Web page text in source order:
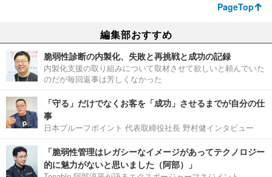
PageTop
編集部おすすめ
脆弱性診断の内製化、失敗と再挑戦と成功の記録
内製化支援の取り組みについて取材させて欲しいと頼んでいた
のだが毎回返事は芳しくなかった
「守る」だけでなくお客を「成功」させるまでが自分の仕
事
日本プルーフポイント 代表取締役社長 野村健インタビュー
「脆弱性管理はレガシーなイメージがあってテクノロジー
的に魅力がないと思いました（阿部）」